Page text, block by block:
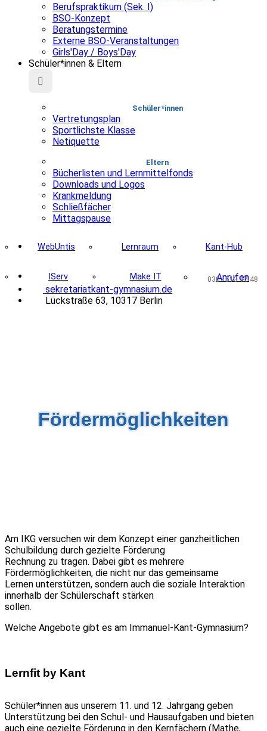
Berufspraktikum (Sek. I)
BSO-Konzept
Beratungstermine
Externe BSO-Veranstaltungen
Girls'Day / Boys'Day
Schüler*innen & Eltern
Schüler*innen
Vertretungsplan
Sportlichste Klasse
Netiquette
Eltern
Bücherlisten und Lernmittelfonds
Downloads und Logos
Krankmeldung
Schließfächer
Mittagspause
WebUntis Lernraum Kant-Hub
IServ Make IT Anrufen
030 - 513 97 48
sekretariat@
kant-gymnasium.de
Lückstraße 63, 10317 Berlin
Fördermöglichkeiten
Am IKG versuchen wir dem Konzept einer ganzheitlichen
Schulbildung durch gezielte Förderung
Rechnung zu tragen. Dabei gibt es mehrere
Fördermöglichkeiten, die nicht nur das gemeinsame
Lernen unterstützen, sondern auch die soziale Interaktion
innerhalb der Schülerschaft stärken
sollen.
Welche Angebote gibt es am Immanuel-Kant-Gymnasium?
Lernfit by Kant
Schüler*innen aus unserem 11. und 12. Jahrgang geben
Unterstützung bei den Schul- und Hausaufgaben und bieten
auch eine gezielte Förderung in den Kernfächern (Mathe,